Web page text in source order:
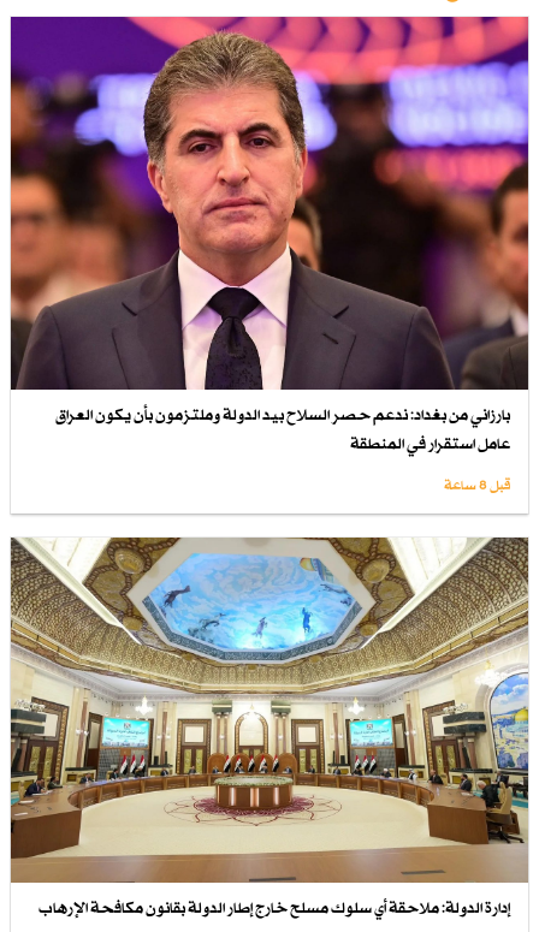
بارزاني من بغداد: ندعم حصر السلاح بيد الدولة وملتزمون بأن يكون العراق
عامل استقرار في المنطقة
قبل 8 ساعة
إدارة الدولة: ملاحقة أي سلوك مسلح خارج إطار الدولة بقانون مكافحة الإرهاب